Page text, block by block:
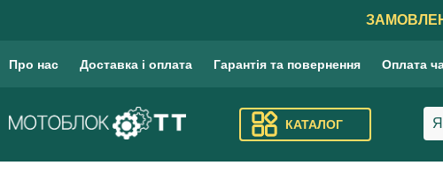
Про нас Доставка і оплата Гарантія та повернення Оплата
КАТАЛОГ